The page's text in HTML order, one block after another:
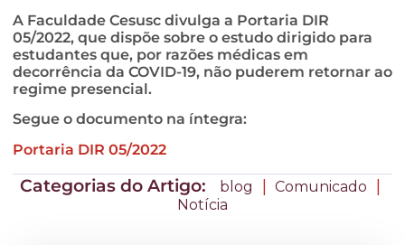
A Faculdade Cesusc divulga a Portaria DIR
05/2022, que dispõe sobre o estudo dirigido para
estudantes que, por razões médicas em
decorrência da COVID-19, não puderem retornar ao
regime presencial.
Segue o documento na íntegra:
Portaria DIR 05/2022
Categorias do Artigo: blog | Comunicado |
Notícia